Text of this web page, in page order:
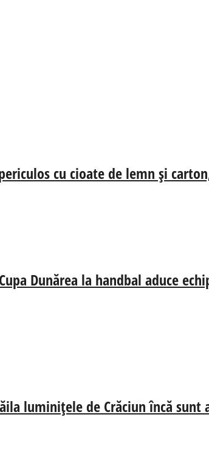
cu cioate de lemn și
Dunărea la handbal aduce
luminițele de Crăciun încă